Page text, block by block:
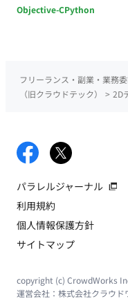
Objective-CPython
フリーランス・副業・業務
（旧クラウドテック）
> 2D
パラレルジャーナル
利用規約
個人情報保護方針
サイトマップ
copyright (c) CrowdWorks
運営会社： 株式会社クラウド